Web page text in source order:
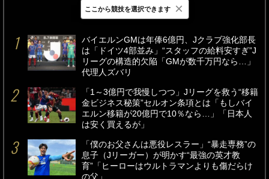
最新 24時間 週間
バイエルンGMは年俸6億円、Jクラブ強化部長
は「ドイツ4部並み」“スタッフの給料安すぎ”J
リーグの構造的欠陥「GMが数千万円なら…」
代理人ズバリ
「1～3億円で我慢しつつ」Jリーグを救う“移籍
金ビジネス秘策”セルオン条項とは「もしバイ
エルン移籍が20億円で10％なら…」「日本人
は安く買えるが」
「僕のお父さんは悪役レスラー」“暴走専務”の
息子（Jリーガー）が明かす“最強の英才教
育”「ヒーローはウルトラマンよりも傷だらけ
の父」
ここから競技を選択できます ×